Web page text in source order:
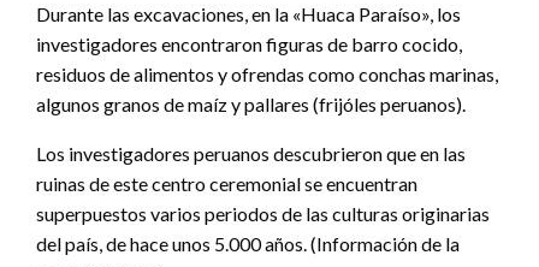
Durante las excavaciones, en la «Huaca Paraíso», los
investigadores encontraron figuras de barro cocido,
residuos de alimentos y ofrendas como conchas marinas,
algunos granos de maíz y pallares (frijóles peruanos).
Los investigadores peruanos descubrieron que en las
ruinas de este centro ceremonial se encuentran
superpuestos varios periodos de las culturas originarias
del país, de hace unos 5.000 años. (Información de la